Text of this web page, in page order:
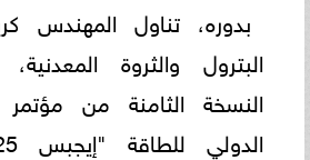
بدوره، تناول المهندس
البترول والثروة
النسخة الثامنة من